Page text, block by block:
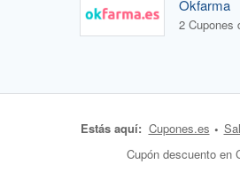
Okfarma
Estás aquí: Cupones.es
Cupón descuento en